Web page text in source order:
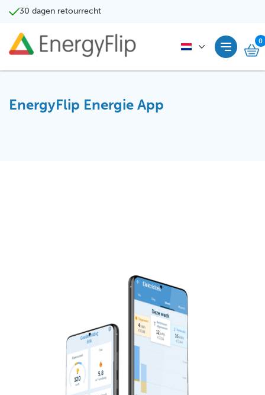
30 dagen retourrecht
EnergyFlip Energie App